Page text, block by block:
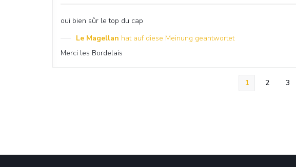
oui bien sûr le top du cap
Le Magellan hat auf diese Meinung geantwortet
Merci les Bordelais
1 2 3